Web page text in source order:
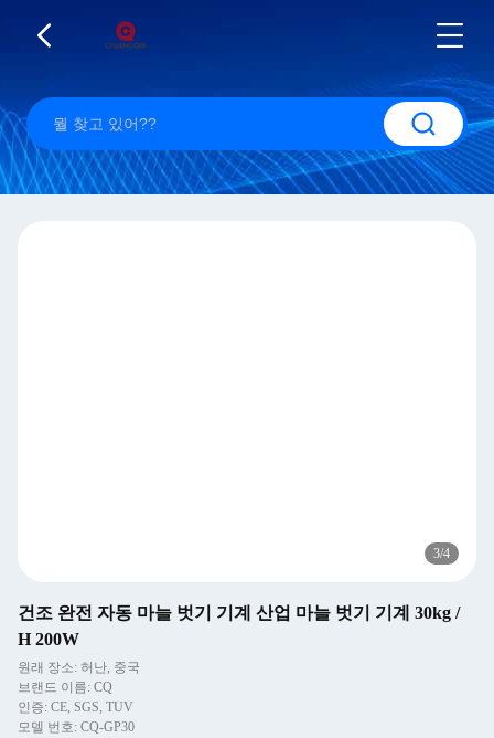
3/4
건조 완전 자동 마늘 벗기 기계 산업 마늘 벗기 기계 30kg /
H 200W
원래 장소: 허난, 중국
브랜드 이름: CQ
인증: CE, SGS, TUV
모델 번호: CQ-GP30